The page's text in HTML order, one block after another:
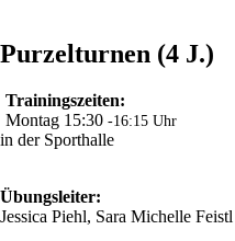
Purzelturnen (4 J.)
Trainingszeiten:
Montag 15:30 -16:15 Uhr
in der Sporthalle
Übungsleiter:
Jessica Piehl, Sara Michelle